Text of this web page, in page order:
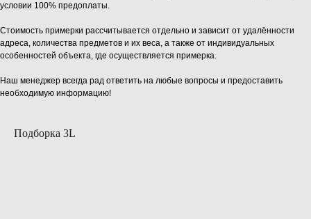
условии 100% предоплаты.
Стоимость примерки рассчитывается отдельно и зависит от удалённости
адреса, количества предметов и их веса, а также от индивидуальных
особенностей объекта, где осуществляется примерка.
Наш менеджер всегда рад ответить на любые вопросы и предоставить
необходимую информацию!
Подборка 3L